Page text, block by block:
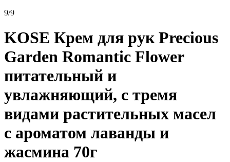
9/9
KOSE Крем для рук Precious
Garden Romantic Flower
питательный и
увлажняющий, c тремя
видами растительных масел
с ароматом лаванды и
жасмина 70г